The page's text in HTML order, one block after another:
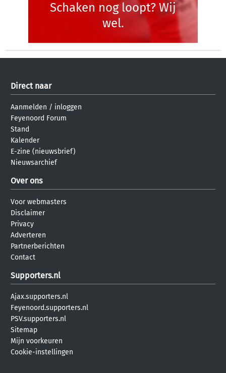
Schaken nog loopt? Wij
wel.
Direct naar
Aanmelden / inloggen
Feyenoord Forum
Stand
Kalender
E-zine (nieuwsbrief)
Nieuwsarchief
Over ons
Voor webmasters
Disclaimer
Privacy
Adverteren
Partnerberichten
Contact
Supporters.nl
Ajax.supporters.nl
Feyenoord.supporters.nl
PSV.supporters.nl
Sitemap
Mijn voorkeuren
Cookie-instellingen